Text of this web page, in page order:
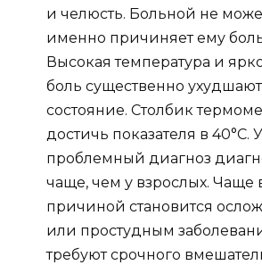
и челюсть. Больной не
именно причиняет ему боль
Высокая температура и
боль существенно
состояние. Столбик
достичь показателя в
проблемный диагноз
чаще, чем у взрослых. Чаще
причиной становится
или простудным
требуют срочного